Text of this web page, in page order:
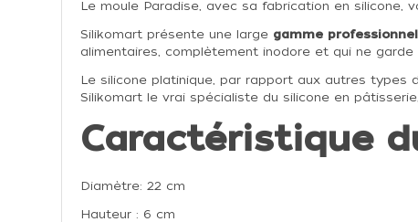
Le moule Paradise, avec sa fabrication en
Silikomart présente une large gamme
alimentaires, complètement inodore et qui ne garde
Le silicone platinique, par rapport aux autres
Silikomart le vrai spécialiste du silicone en
Caractéristique
Diamètre: 22 cm
Hauteur : 6 cm